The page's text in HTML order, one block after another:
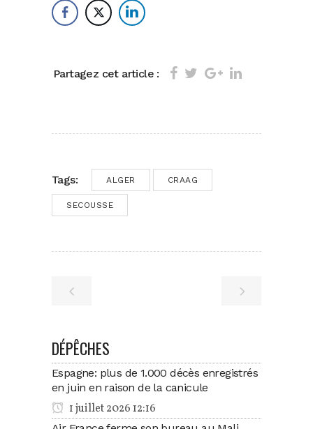
Partagez cet article :
Tags: ALGER CRAAG
SECOUSSE
DÉPÊCHES
Espagne: plus de 1.000 décès enregistrés
en juin en raison de la canicule
1 juillet 2026 12:16